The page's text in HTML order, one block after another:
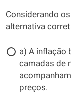
Considerando
alternativa
a) A inflação
camadas de
preços.